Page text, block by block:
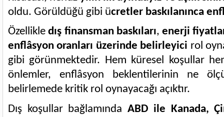
oldu. Görüldüğü gibi ücretler baskılanınca
Özellikledış finansman baskıları, enerji
enflâsyon oranları üzerinde belirleyici rol
gibi görünmektedir. Hem küresel koşullar
önlemler, enflâsyon beklentilerinin ne
belirlemede kritik rol oynayacağı açıktır.
Dış koşullar bağlamında ABD ile Kanada,